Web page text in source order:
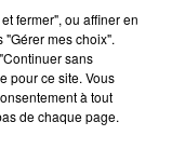
partage ses
fermer", ou affiner en
mes choix".
sans
pour ce site. Vous
à tout
de chaque page.